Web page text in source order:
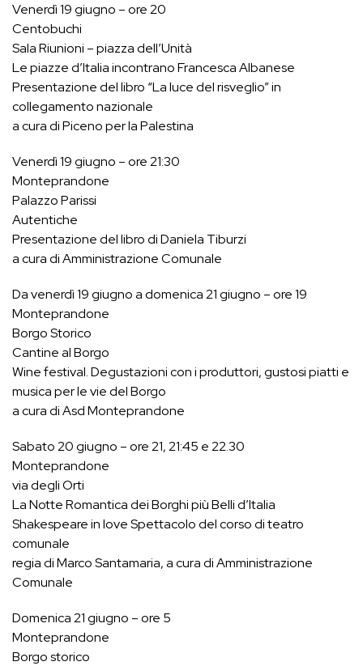
Venerdì 19 giugno – ore 20
Centobuchi
Sala Riunioni – piazza dell’Unità
Le piazze d’Italia incontrano Francesca Albanese
Presentazione del libro “La luce del risveglio” in
collegamento nazionale
a cura di Piceno per la Palestina
Venerdì 19 giugno – ore 21:30
Monteprandone
Palazzo Parissi
Autentiche
Presentazione del libro di Daniela Tiburzi
a cura di Amministrazione Comunale
Da venerdì 19 giugno a domenica 21 giugno – ore 19
Monteprandone
Borgo Storico
Cantine al Borgo
Wine festival. Degustazioni con i produttori, gustosi piatti e
musica per le vie del Borgo
a cura di Asd Monteprandone
Sabato 20 giugno – ore 21, 21:45 e 22.30
Monteprandone
via degli Orti
La Notte Romantica dei Borghi più Belli d’Italia
Shakespeare in love Spettacolo del corso di teatro
comunale
regia di Marco Santamaria, a cura di Amministrazione
Comunale
Domenica 21 giugno – ore 5
Monteprandone
Borgo storico